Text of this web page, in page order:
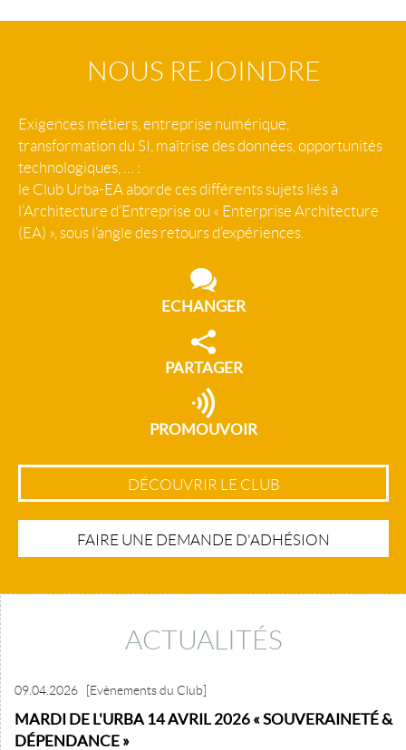
NOUS REJOINDRE
Exigences métiers, entreprise numérique,
transformation du SI, maîtrise des données, opportunités
technologiques, … :
le Club Urba-EA aborde ces différents sujets liés à
l’Architecture d’Entreprise ou « Enterprise Architecture
(EA) », sous l’angle des retours d’expériences.
ECHANGER
PARTAGER
PROMOUVOIR
DÉCOUVRIR LE CLUB
FAIRE UNE DEMANDE D'ADHÉSION
ACTUALITÉS
09.04.2026 [Evènements du Club]
MARDI DE L'URBA 14 AVRIL 2026 « SOUVERAINETÉ &
DÉPENDANCE »